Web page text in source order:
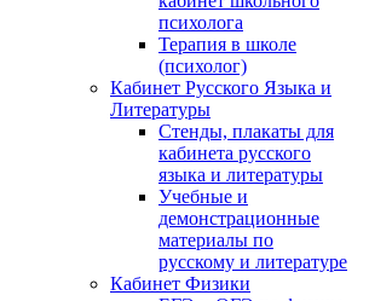
психолога
Терапия в школе
(психолог)
Кабинет Русского Языка и
Литературы
Стенды, плакаты для
кабинета русского
языка и литературы
Учебные и
демонстрационные
материалы по
русскому и литературе
Кабинет Физики